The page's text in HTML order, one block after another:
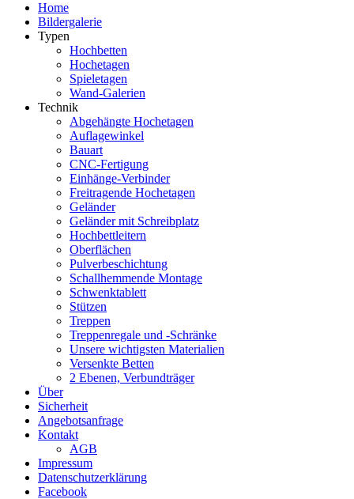
contentHome
Bildergalerie
Typen
Hochbetten
Hochetagen
Spieletagen
Wand-Galerien
Technik
Abgehängte Hochetagen
Auflagewinkel
Bauart
CNC-Fertigung
Einhänge-Verbinder
Freitragende Hochetagen
Geländer
Geländer mit Schreibplatz
Hochbettleitern
Oberflächen
Pulverbeschichtung
Schallhemmende Montage
Schwenktablett
Stützen
Treppen
Treppenregale und -Schränke
Unsere wichtigsten Materialien
Versenkte Betten
2 Ebenen, Verbundträger
Über
Sicherheit
Angebotsanfrage
Kontakt
AGB
Impressum
Datenschutzerklärung
Facebook